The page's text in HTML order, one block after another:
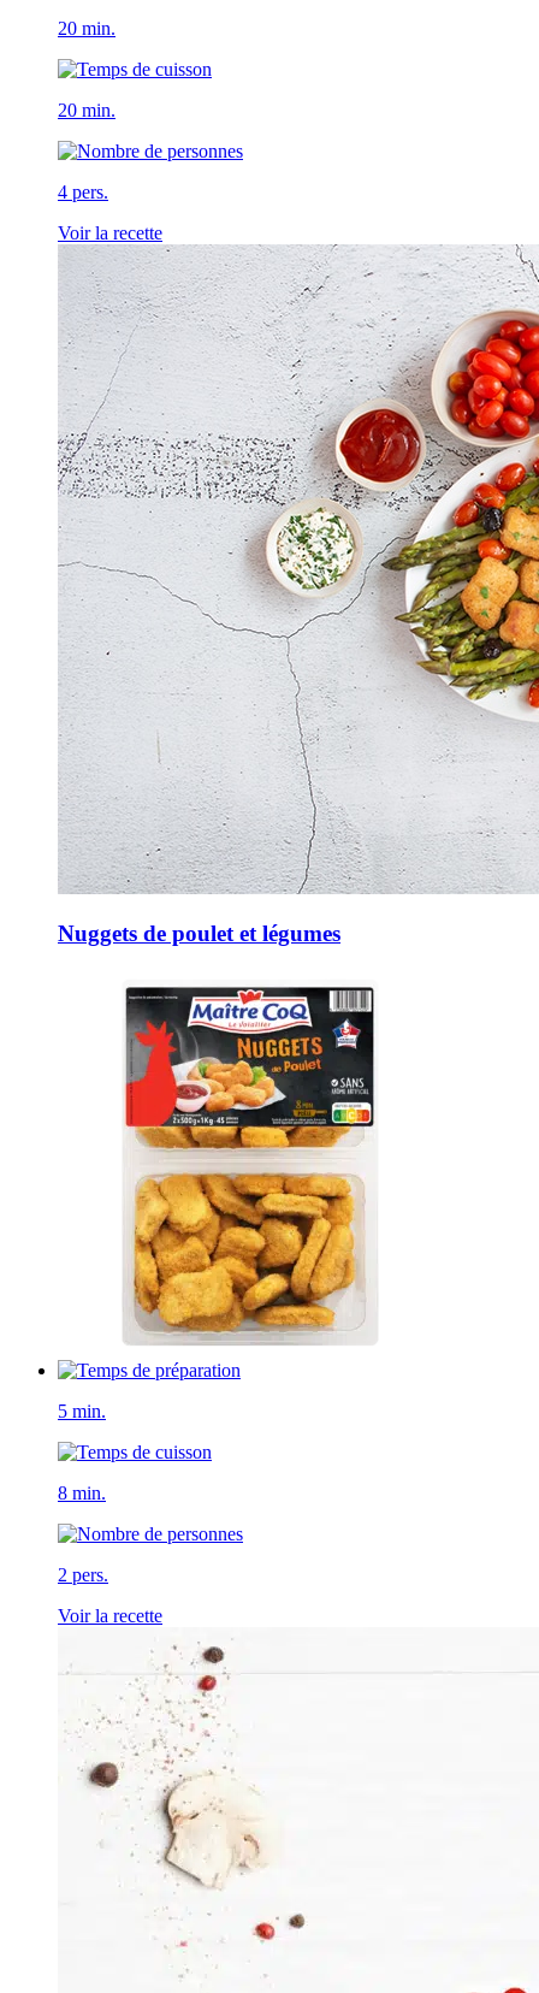
20 min.
20 min.
4 pers.
Voir la recette
Nuggets de poulet et légumes
5 min.
8 min.
2 pers.
Voir la recette